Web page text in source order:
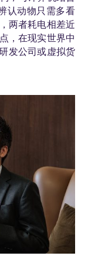
认动物只需多看
两者耗电相差近
，在现实世界中
发公司或虚拟货